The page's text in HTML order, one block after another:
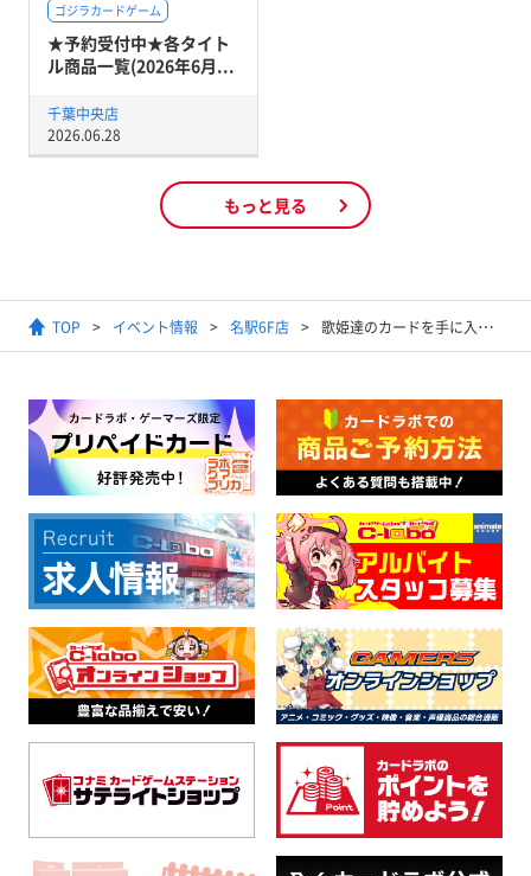
ゴジラカードゲーム
★予約受付中★各タイト
ル商品一覧(2026年6月...
千葉中央店
2026.06.28
もっと見る
TOP イベント情報 名駅6F店 歌姫達のカードを手に入れろ！バトルスピリッツ ディーバブースター学園神話BOX争奪戦 開催！